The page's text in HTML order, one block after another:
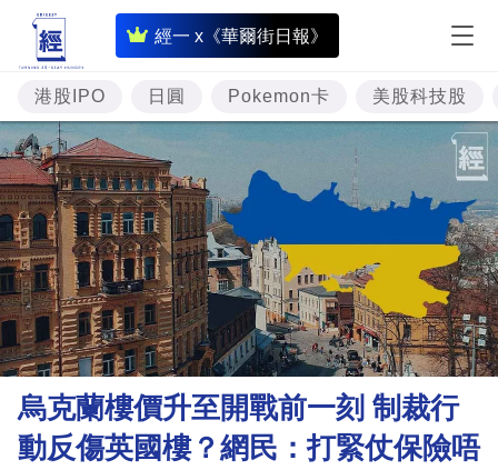
經一 x《華爾街日報》
即
時
財
經
專
題
投
資
樓
市
理
財
商
港股IPO 日圓 Pokemon卡 美股科技股
烏克蘭樓價升至開戰前一刻 制裁行
動反傷英國樓？網民：打緊仗保險唔